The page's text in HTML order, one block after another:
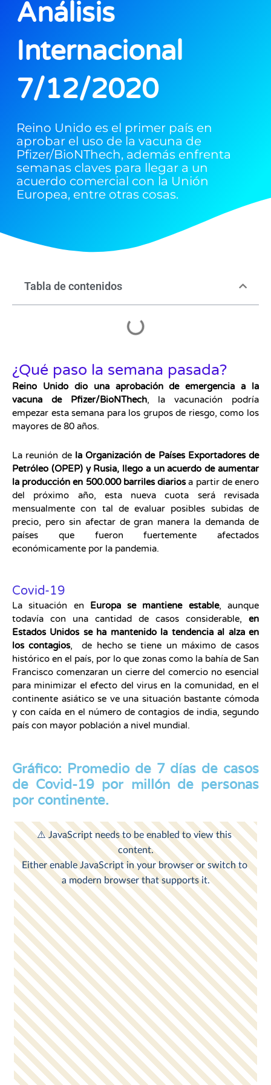
Análisis
Internacional
7/12/2020
Reino Unido es el primer país en
aprobar el uso de la vacuna de
Pfizer/BioNThech, además enfrenta
semanas claves para llegar a un
acuerdo comercial con la Unión
Europea, entre otras cosas.
Tabla de contenidos
¿Qué paso la semana pasada?
Reino Unido dio una aprobación de emergencia a la
vacuna de Pfizer/BioNThech, la vacunación podría
empezar esta semana para los grupos de riesgo, como los
mayores de 80 años.
La reunión de la Organización de Países Exportadores de
Petróleo (OPEP) y Rusia, llego a un acuerdo de aumentar
la producción en 500.000 barriles diariosa partir de enero
del próximo año, esta nueva cuota será revisada
mensualmente con tal de evaluar posibles subidas de
precio, pero sin afectar de gran manera la demanda de
países que fueron fuertemente afectados
económicamente por la pandemia.
Covid-19
La situación en Europa se mantiene estable, aunque
todavía con una cantidad de casos considerable, en
Estados Unidos se ha mantenido la tendencia al alza en
los contagios, de hecho se tiene un máximo de casos
histórico en el país, por lo que zonas como la bahía de San
Francisco comenzaran un cierre del comercio no esencial
para minimizar el efecto del virus en la comunidad, en el
continente asiático se ve una situación bastante cómoda
y con caída en el número de contagios de india, segundo
país con mayor población a nivel mundial.
Gráfico: Promedio de 7 días de casos
de Covid-19 por millón de personas
por continente.